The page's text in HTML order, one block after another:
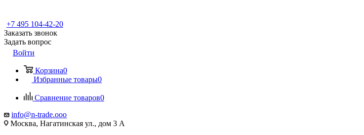
+7 495 104-42-20
Заказать звонок
Задать вопрос
Войти
Корзина0
Избранные товары0
Сравнение товаров0
info@n-trade.ooo
Москва, Нагатинская ул., дом 3 А